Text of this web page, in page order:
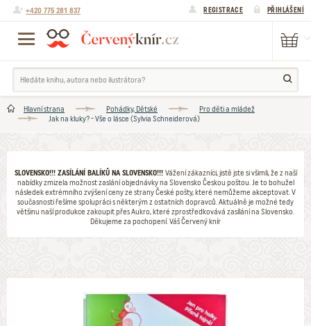
+420 775 281 837 REGISTRACE PŘIHLÁŠENÍ
Hlavní strana Pohádky, Dětské
Pro děti a mládež
Jak na kluky? - Vše o lásce (Sylvia Schneiderová)
SLOVENSKO!!! ZASÍLÁNÍ BALÍKŮ NA SLOVENSKO!!! Vážení zákazníci, jistě jste si všimli, že z naší
nabídky zmizela možnost zaslání objednávky na Slovensko Českou poštou. Je to bohužel
následek extrémního zvýšení ceny ze strany České pošty, které nemůžeme akceptovat. V
současnosti řešíme spolupráci s některým z ostatních dopravců. Aktuálně je možné tedy
většinu naší produkce zakoupit přes Aukro, které zprostředkovává zasílání na Slovensko.
Děkujeme za pochopení. Váš Červený knír